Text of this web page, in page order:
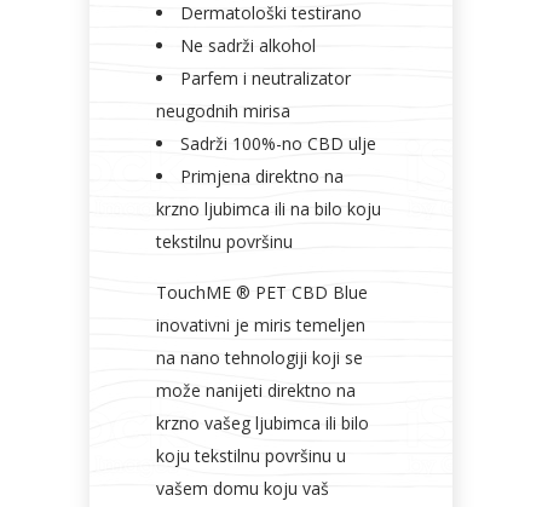
Dermatološki testirano
Ne sadrži alkohol
Parfem i neutralizator
neugodnih mirisa
Sadrži 100%-no CBD ulje
Primjena direktno na
krzno ljubimca ili na bilo koju
tekstilnu površinu
TouchME ® PET CBD Blue
inovativni je miris temeljen
na nano tehnologiji koji se
može nanijeti direktno na
krzno vašeg ljubimca ili bilo
koju tekstilnu površinu u
vašem domu koju vaš